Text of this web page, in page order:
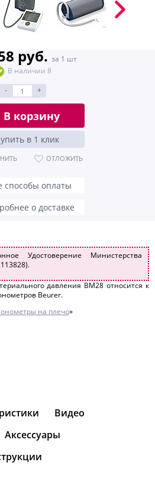
Удостоверение Министерства
давления BM28 относится к
Beurer.
на плечо»
руб. за 1 шт
В наличии 8
-
+
В корзину
в 1 клик
ОТЛОЖИТЬ
способы оплаты
о доставке
Видео
Аксессуары